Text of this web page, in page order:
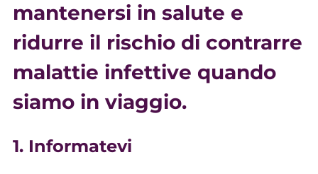
mantenersi in salute e
ridurre il rischio di contrarre
malattie infettive quando
siamo in viaggio.
1. Informatevi